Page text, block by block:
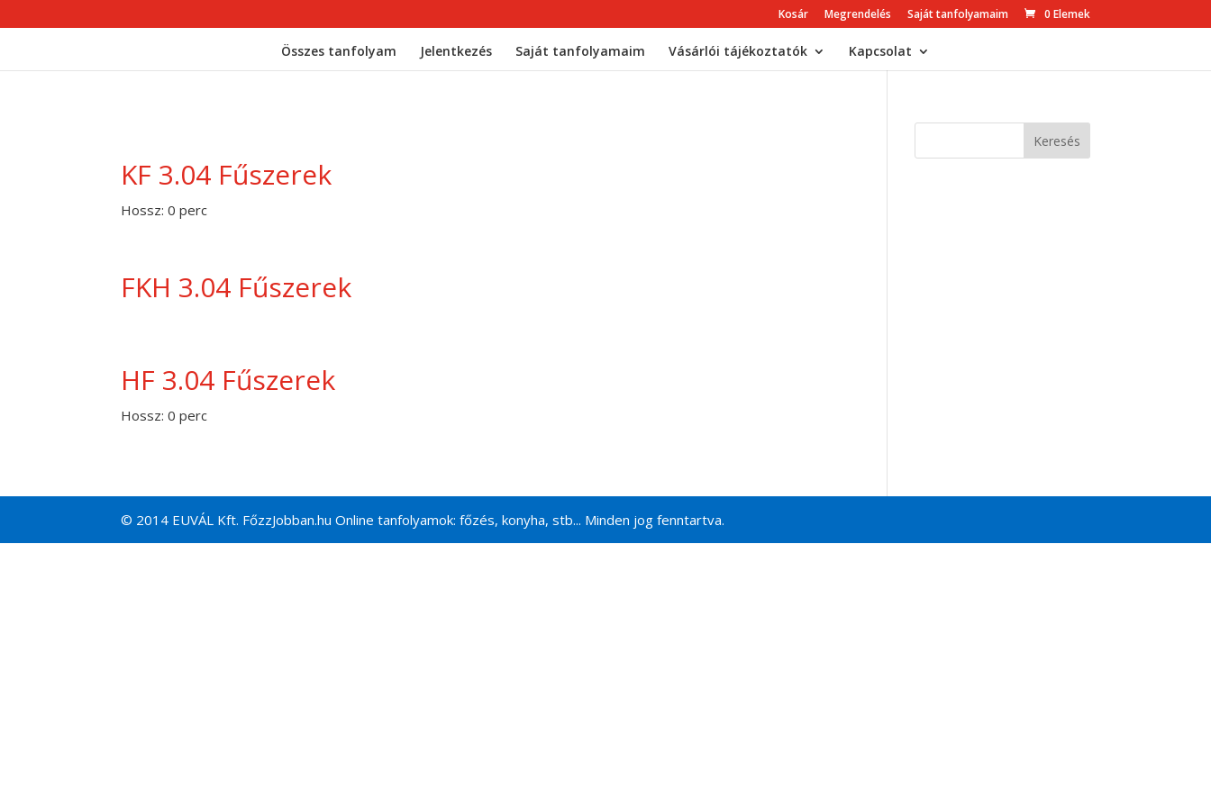
Kosár Megrendelés Saját tanfolyamaim 0 Elemek
Összes tanfolyam Jelentkezés Saját tanfolyamaim Vásárlói tájékoztatók Kapcsolat
KF 3.04 Fűszerek
Hossz: 0 perc
FKH 3.04 Fűszerek
HF 3.04 Fűszerek
Hossz: 0 perc
© 2014 EUVÁL Kft. FőzzJobban.hu Online tanfolyamok: főzés, konyha, stb... Minden jog fenntartva.